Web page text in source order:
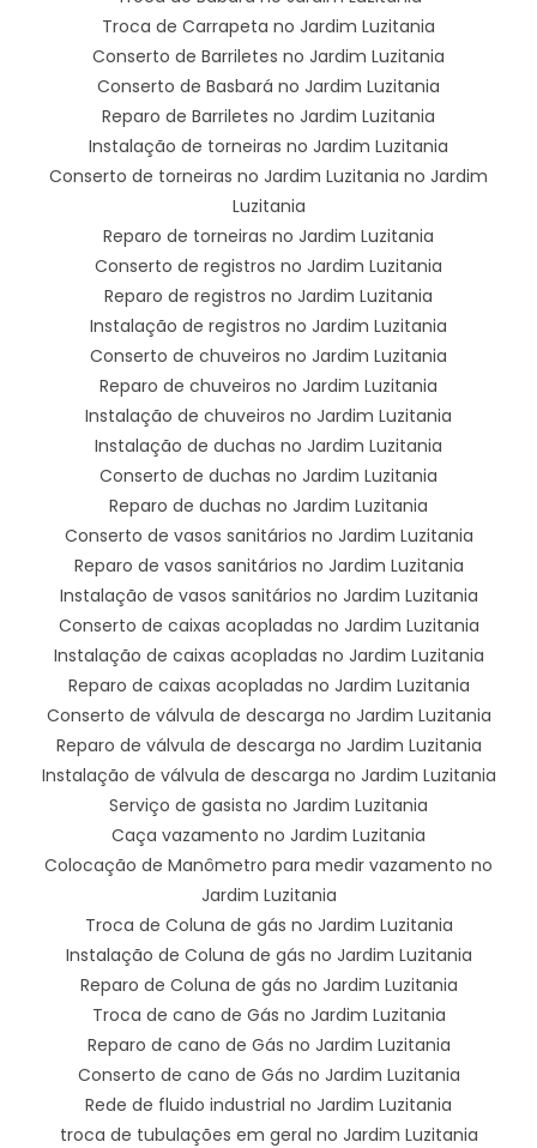
Troca de Carrapeta no Jardim Luzitania
Conserto de Barriletes no Jardim Luzitania
Conserto de Basbará no Jardim Luzitania
Reparo de Barriletes no Jardim Luzitania
Instalação de torneiras no Jardim Luzitania
Conserto de torneiras no Jardim Luzitania no Jardim
Luzitania
Reparo de torneiras no Jardim Luzitania
Conserto de registros no Jardim Luzitania
Reparo de registros no Jardim Luzitania
Instalação de registros no Jardim Luzitania
Conserto de chuveiros no Jardim Luzitania
Reparo de chuveiros no Jardim Luzitania
Instalação de chuveiros no Jardim Luzitania
Instalação de duchas no Jardim Luzitania
Conserto de duchas no Jardim Luzitania
Reparo de duchas no Jardim Luzitania
Conserto de vasos sanitários no Jardim Luzitania
Reparo de vasos sanitários no Jardim Luzitania
Instalação de vasos sanitários no Jardim Luzitania
Conserto de caixas acopladas no Jardim Luzitania
Instalação de caixas acopladas no Jardim Luzitania
Reparo de caixas acopladas no Jardim Luzitania
Conserto de válvula de descarga no Jardim Luzitania
Reparo de válvula de descarga no Jardim Luzitania
Instalação de válvula de descarga no Jardim Luzitania
Serviço de gasista no Jardim Luzitania
Caça vazamento no Jardim Luzitania
Colocação de Manômetro para medir vazamento no
Jardim Luzitania
Troca de Coluna de gás no Jardim Luzitania
Instalação de Coluna de gás no Jardim Luzitania
Reparo de Coluna de gás no Jardim Luzitania
Troca de cano de Gás no Jardim Luzitania
Reparo de cano de Gás no Jardim Luzitania
Conserto de cano de Gás no Jardim Luzitania
Rede de fluido industrial no Jardim Luzitania
troca de tubulações em geral no Jardim Luzitania